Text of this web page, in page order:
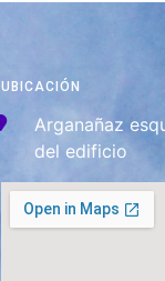
UBICACIÓN
Arganañaz
del edificio